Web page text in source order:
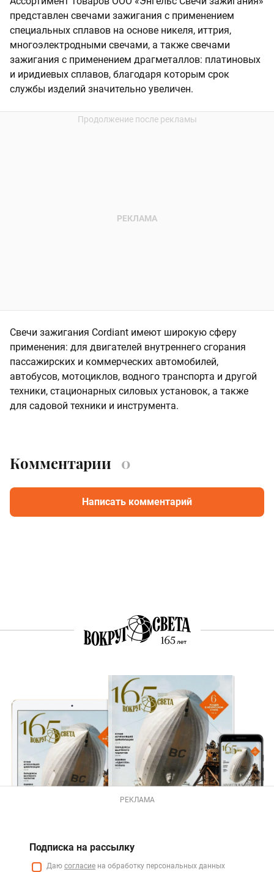
представлен свечами зажигания с применением
специальных сплавов на основе никеля, иттрия,
многоэлектродными свечами, а также свечами
зажигания с применением драгметаллов: платиновых
и иридиевых сплавов, благодаря которым срок
службы изделий значительно увеличен.
Свечи зажигания Cordiant имеют широкую сферу
применения: для двигателей внутреннего сгорания
пассажирских и коммерческих автомобилей,
автобусов, мотоциклов, водного транспорта и другой
техники, стационарных силовых установок, а также
для садовой техники и инструмента.
Комментарии 0
Написать комментарий
РЕКЛАМА
Подписка на рассылку
Даю согласие на обработку персональных данных